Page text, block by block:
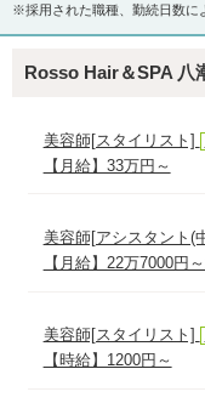
※採用された職種、勤続日数に
Rosso Hair＆SPA 八
美容師[スタイリスト]
【月給】33万円～
美容師[アシスタント(
【月給】22万7000円
美容師[スタイリスト]
【時給】1200円～